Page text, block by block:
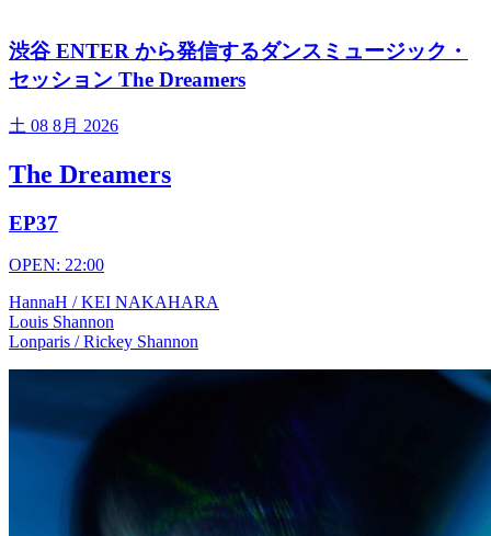
渋谷 ENTER から発信するダンスミュージック・
セッション The Dreamers
土 08 8月 2026
The Dreamers
EP37
OPEN: 22:00
HannaH / KEI NAKAHARA
Louis Shannon
Lonparis / Rickey Shannon